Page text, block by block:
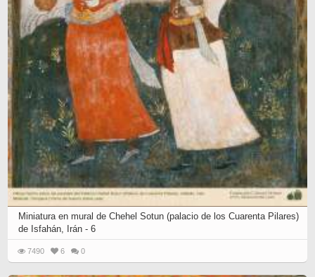
Miniatura en mural de Chehel Sotun (palacio de los Cuarenta Pilares)
de Isfahán, Irán - 6
7490 6 0